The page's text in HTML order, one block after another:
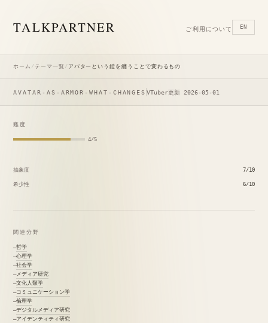
TALKPARTNER ご利用について EN
ホーム /テーマ一覧 / アバターという鎧を纏うことで変わるもの
AVATAR-AS-ARMOR-WHAT-CHANGES VTuber更新 2026-05-01
難度
4/5
抽象度 7/10
希少性 6/10
関連分野
哲学
心理学
社会学
メディア研究
文化人類学
コミュニケーション学
倫理学
デジタルメディア研究
アイデンティティ研究